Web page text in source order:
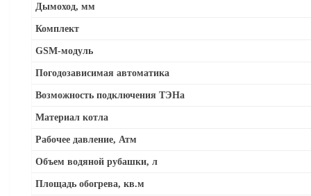
Дымоход, мм
Комплект
GSM-модуль
Погодозависимая автоматика
Возможность подключения ТЭНа
Материал котла
Рабочее давление, Атм
Объем водяной рубашки, л
Площадь обогрева, кв.м